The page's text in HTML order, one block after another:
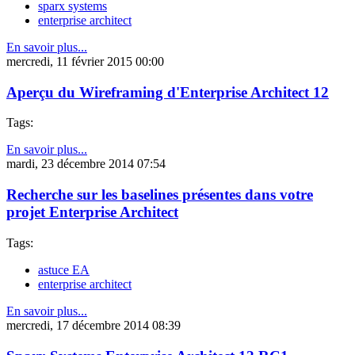
sparx systems
enterprise architect
En savoir plus...
mercredi, 11 février 2015 00:00
Aperçu du Wireframing d'Enterprise Architect 12
Tags:
En savoir plus...
mardi, 23 décembre 2014 07:54
Recherche sur les baselines présentes dans votre
projet Enterprise Architect
Tags:
astuce EA
enterprise architect
En savoir plus...
mercredi, 17 décembre 2014 08:39